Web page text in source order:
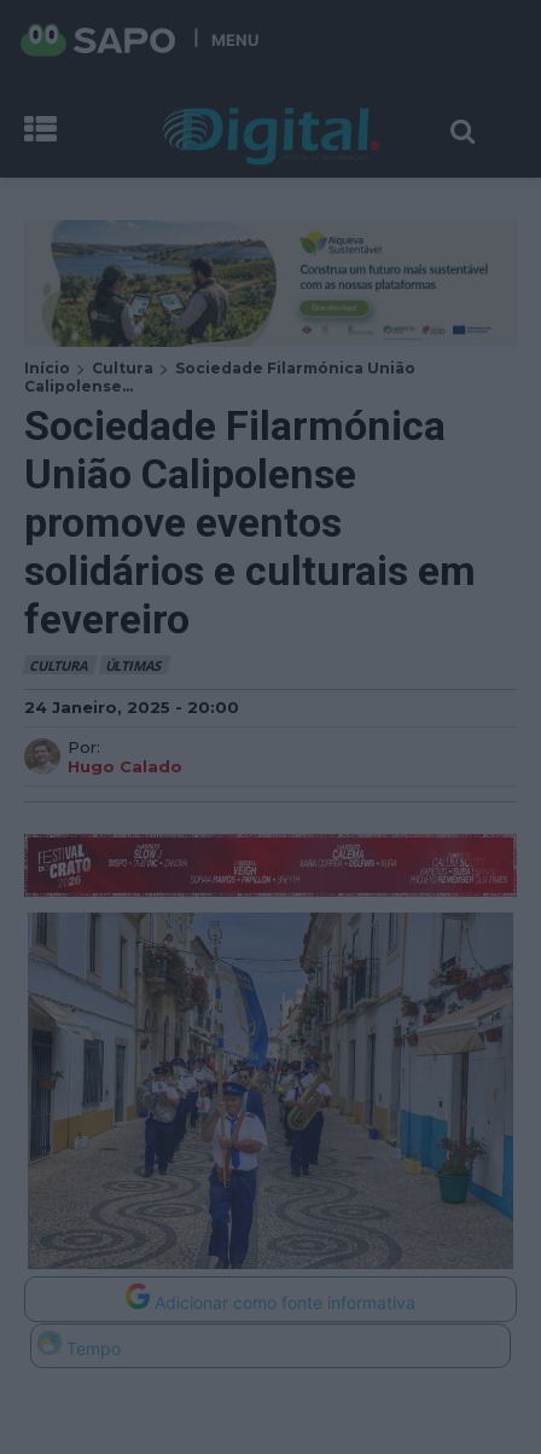
MENU
Início Cultura
Sociedade Filarmónica União
Calipolense...
Sociedade Filarmónica
União Calipolense
promove eventos
solidários e culturais em
fevereiro
CULTURA ÚLTIMAS
24 Janeiro, 2025 - 20:00
Por:
Hugo Calado
Adicionar como fonte informativa
Tempo